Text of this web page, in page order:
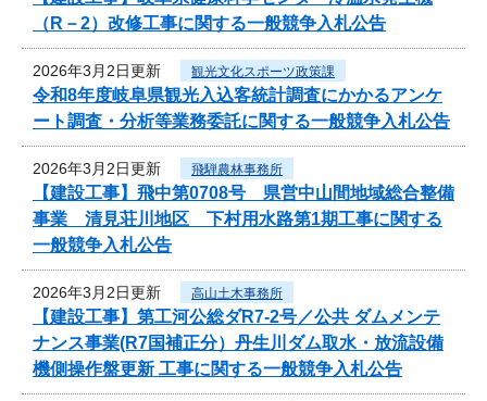
（R－2）改修工事に関する一般競争入札公告
2026年3月2日更新 観光文化スポーツ政策課
令和8年度岐阜県観光入込客統計調査にかかるアンケ
ート調査・分析等業務委託に関する一般競争入札公告
2026年3月2日更新 飛騨農林事務所
【建設工事】飛中第0708号 県営中山間地域総合整備
事業 清見荘川地区 下村用水路第1期工事に関する
一般競争入札公告
2026年3月2日更新 高山土木事務所
【建設工事】第工河公総ダR7-2号／公共 ダムメンテ
ナンス事業(R7国補正分）丹生川ダム取水・放流設備
機側操作盤更新 工事に関する一般競争入札公告